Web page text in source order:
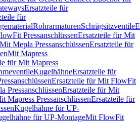
Ersatzteile für
für
RohrarmaturenSchrägsitzventile
PressanschlüssenErsatzteile für Mit
Mit Mepla PressanschlüssenErsatzteile für
Mit Mapress
für Mit Mapress
KugelhähneErsatzteile für
Ersatzteile für Mit FlowFit
PressanschlüssenErsatzteile für Mit
Mapress PressanschlüssenErsatzteile für
Kugelhähne für UP-
für UP-MontageMit FlowFit